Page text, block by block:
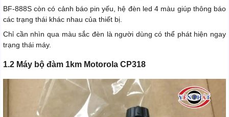
BF-888S còn có cảnh báo pin yếu, hệ đèn led 4 màu giúp thông báo
các trạng thái khác nhau của thiết bị.
Chỉ cần nhìn qua màu sắc đèn là người dùng có thể phát hiện ngay
trạng thái máy.
1.2 Máy bộ đàm 1km Motorola CP318